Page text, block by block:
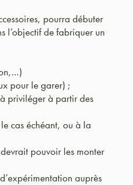
pourra débuter
l’objectif de fabriquer un
pour le garer) ;
priviléger à partir des
cas échéant, ou à la
pouvoir les monter
auprès